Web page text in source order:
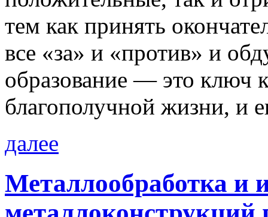
тем как принять
все «за» и «против» и
образование — это ключ
благополучной жизни, и
далее
Металлообработка и